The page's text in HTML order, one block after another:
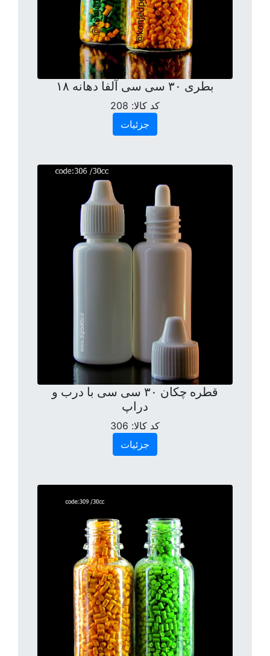
بطری ۳۰ سی سی آلفا دهانه ۱۸
کد کالا: 208
جزئیات
قطره چکان ۳۰ سی سی با درب و
دراپ
کد کالا: 306
جزئیات